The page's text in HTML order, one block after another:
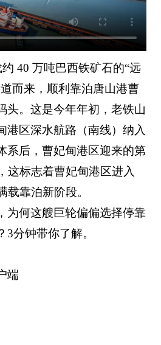
40 万吨巴西铁矿石的“远
而来，顺利靠泊唐山港曹
头。这是今年年初，老铁山
区深水航路（南线）纳入
系后，曹妃甸港区迎来的第
这标志着曹妃甸港区进入
载靠泊新阶段。
为何这艘巨轮偏偏选择停靠
3分钟带你了解。
端